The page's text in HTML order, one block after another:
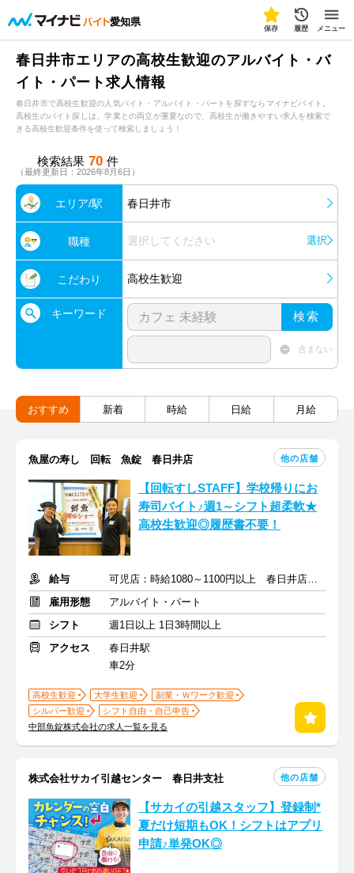
愛知県
保存 履歴 メニュー
春日井市エリアの高校生歓迎のアルバイト・バ
イト・パート求人情報
春日井市で高校生歓迎の人気バイト・アルバイト・パートを探すならマイナビバイト。
高校生のバイト探しは、学業との両立が重要なので、高校生が働きやすい求人を検索で
きる高校生歓迎条件を使って検索しましょう！
検索結果 70 件
（最終更新日：2026年8月6日）
エリア/駅 春日井市
職種 選択してください 選択
こだわり 高校生歓迎
キーワード 検索
含まない
おすすめ 新着 時給 日給 月給
魚屋の寿し 回転 魚錠 春日井店 他の店舗
【回転すしSTAFF】学校帰りにお
寿司バイト♪週1～シフト超柔軟★
高校生歓迎◎履歴書不要！
給与
可児店：時給1080～1100円以上 春日井店：時給1200円～
雇用形態
アルバイト・パート
シフト
週1日以上 1日3時間以上
アクセス
春日井駅
車2分
高校生歓迎 大学生歓迎
副業・Ｗワーク歓迎
シルバー歓迎
シフト自由・自己申告
中部魚錠株式会社の求人一覧を見る
株式会社サカイ引越センター 春日井支社 他の店舗
【サカイの引越スタッフ】登録制*
夏だけ短期もOK！シフトはアプリ
申請♪単発OK◎